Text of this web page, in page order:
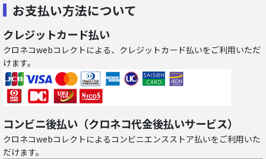
お支払い方法について
クレジットカード払い
クロネコwebコレクトによる、クレジットカード払いをご利用いただ
けます。
コンビニ後払い（クロネコ代金後払いサービス）
クロネコwebコレクトによるコンビニエンスストア払いをご利用いた
だけます。